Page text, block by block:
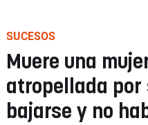
SUCESOS
Muere una
atropellada por
bajarse y no